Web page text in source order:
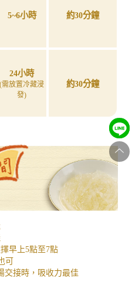
5~6小時 約30分鐘
24小時
(需放置冷藏浸
發)
約30分鐘
早上5點至7點
可
交接時，吸收力最佳